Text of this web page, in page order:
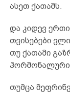
ასეთ ქათამს.
და კიდევ
თვისებები
თუ ქათამი
ჰორმონალური
თუმცა